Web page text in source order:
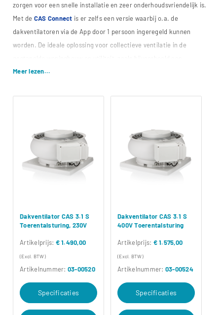
zorgen voor een snelle installatie en zeer onderhoudsvriendelijk is.
Met de CAS Connect is er zelfs een versie waarbij o.a. de
dakventilatoren via de App door 1 persoon ingeregeld kunnen
worden. De ideale oplossing voor collectieve ventilatie in de
bedrijfshal of kantoorpand. De CAS 3 in combinatie met
snelle en eenvoudige manier van vraaggestuurd ventileren in de
Productuitleg CAS 3
Meer lezen...
Dakventilator CAS 3.1 S
Toerentalsturing, 230V
Artikelprijs: € 1.490,00
(Excl. BTW)
Artikelnummer: 03-00520
Specificaties
Dakventilator CAS 3.1 S
400V Toerentalsturing
Artikelprijs: € 1.575,00
(Excl. BTW)
Artikelnummer: 03-00524
Specificaties